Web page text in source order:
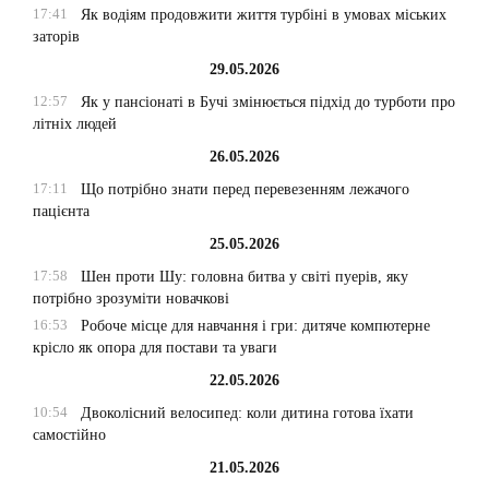
17:41
Як водіям продовжити життя турбіні в умовах міських
заторів
29.05.2026
12:57
Як у пансіонаті в Бучі змінюється підхід до турботи про
літніх людей
26.05.2026
17:11
Що потрібно знати перед перевезенням лежачого
пацієнта
25.05.2026
17:58
Шен проти Шу: головна битва у світі пуерів, яку
потрібно зрозуміти новачкові
16:53
Робоче місце для навчання і гри: дитяче компютерне
крісло як опора для постави та уваги
22.05.2026
10:54
Двоколісний велосипед: коли дитина готова їхати
самостійно
21.05.2026